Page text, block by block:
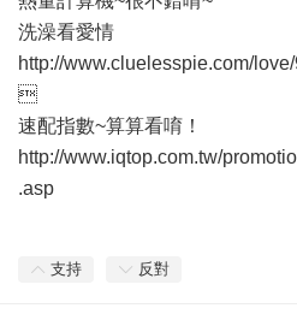
洗澡看愛情
http://www.cluelesspie.com/

速配指數~算算看唷！
http://www.iqtop.com.tw/
.asp
支持 反對